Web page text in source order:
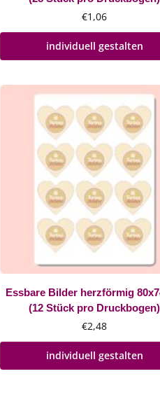
€1,06
individuell gestalten
Essbare Bilder herzförmig
(12 Stück pro Druckbogen)
€2,48
individuell gestalten